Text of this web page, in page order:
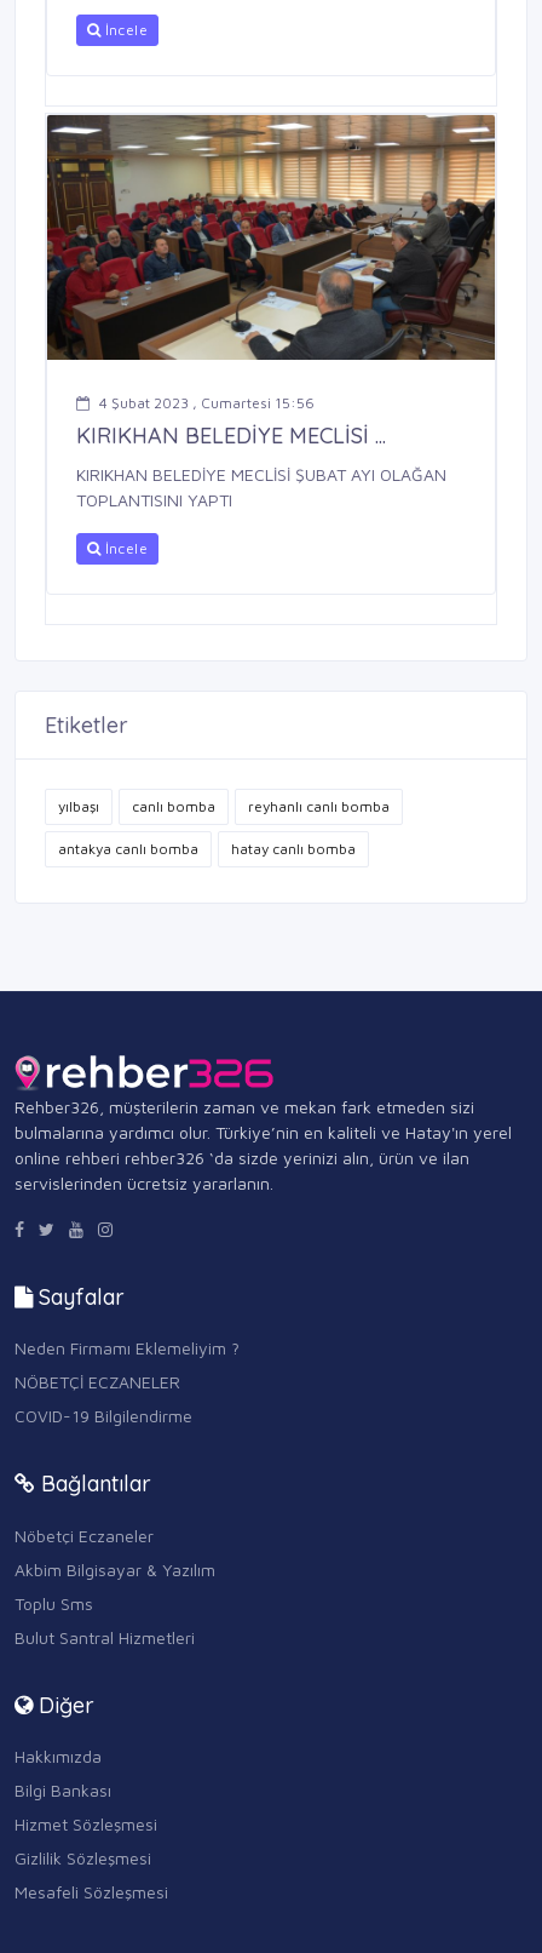
İncele
4 Şubat 2023 , Cumartesi 15:56
KIRIKHAN BELEDİYE MECLİSİ ...
KIRIKHAN BELEDİYE MECLİSİ ŞUBAT AYI OLAĞAN
TOPLANTISINI YAPTI
İncele
Etiketler
yılbaşı canlı bomba reyhanlı canlı bomba
antakya canlı bomba hatay canlı bomba
Rehber326, müşterilerin zaman ve mekan fark etmeden sizi
bulmalarına yardımcı olur. Türkiye’nin en kaliteli ve Hatay'ın yerel
online rehberi rehber326 ‘da sizde yerinizi alın, ürün ve ilan
servislerinden ücretsiz yararlanın.
Sayfalar
Neden Firmamı Eklemeliyim ?
NÖBETÇİ ECZANELER
COVID-19 Bilgilendirme
Bağlantılar
Nöbetçi Eczaneler
Akbim Bilgisayar & Yazılım
Toplu Sms
Bulut Santral Hizmetleri
Diğer
Hakkımızda
Bilgi Bankası
Hizmet Sözleşmesi
Gizlilik Sözleşmesi
Mesafeli Sözleşmesi